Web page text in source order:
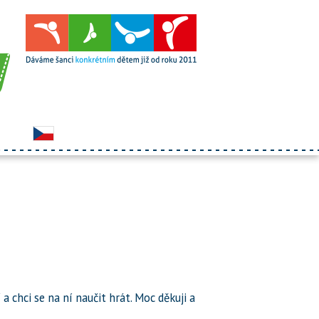
chci se na ní naučit hrát. Moc děkuji a